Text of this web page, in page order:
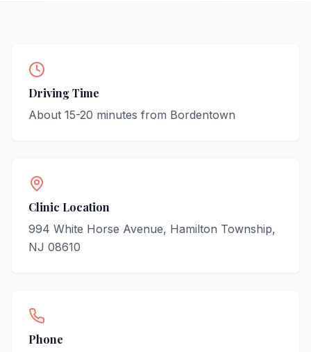
Driving Time
About 15-20 minutes from Bordentown
Clinic Location
994 White Horse Avenue, Hamilton Township,
NJ 08610
Phone